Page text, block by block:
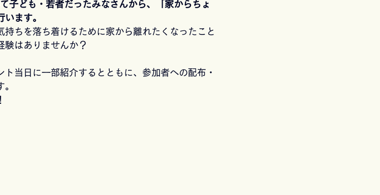
子ども・若者だったみなさんから、「家からちょ
ます。
ちを落ち着けるために家から離れたくなったこと
験はありませんか？
当日に一部紹介するとともに、参加者への配布・